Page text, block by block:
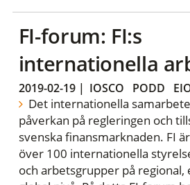
FI-forum: FI:s
internationella
2019-02-19| IOSCO PODD
Det internationella
påverkan på regleringen och
svenska finansmarknaden. FI
över 100 internationella
och arbetsgrupper på regional,